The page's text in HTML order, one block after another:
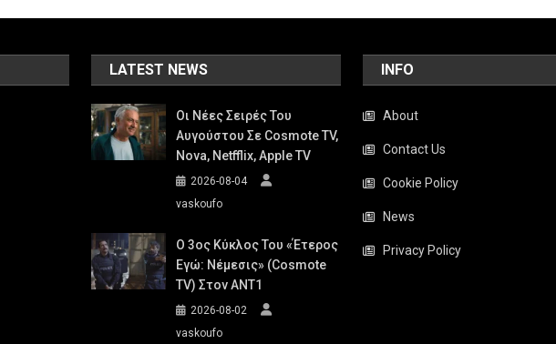
LATEST NEWS
Οι Νέες Σειρές Του
Αυγούστου Σε Cosmote TV,
Nova, Netfflix, Apple TV
2026-08-04
vaskoufo
Ο 3ος Κύκλος Του «Έτερος
Εγώ: Νέμεσις» (Cosmote
TV) Στον ΑΝΤ1
2026-08-02
vaskoufo
INFO
About
Contact Us
Cookie Policy
News
Privacy Policy